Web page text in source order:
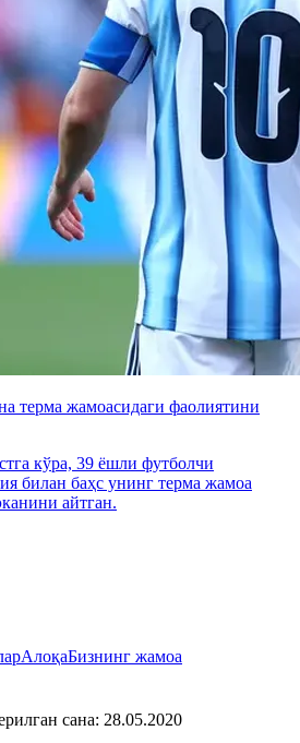
терма жамоасидаги фаолиятини
кўра, 39 ёшли футболчи
билан баҳс унинг терма жамоа
айтган.
АлоқаБизнинг жамоа
сана: 28.05.2020